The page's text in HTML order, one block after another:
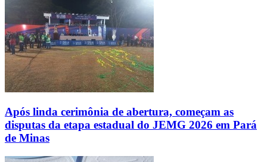
Após linda cerimônia de abertura, começam as
disputas da etapa estadual do JEMG 2026 em Pará
de Minas